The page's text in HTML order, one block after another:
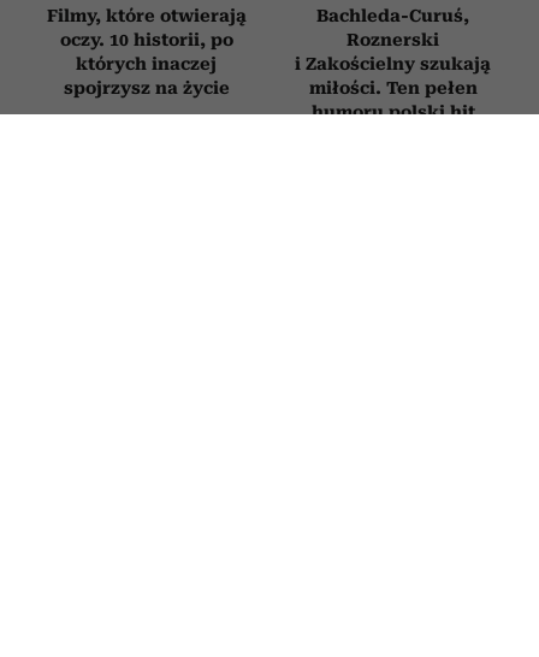
Filmy, które otwierają
oczy. 10 historii, po
których inaczej
spojrzysz na życie
Bachleda-Curuś,
Roznerski
i Zakościelny szukają
miłości. Ten pełen
humoru polski hit